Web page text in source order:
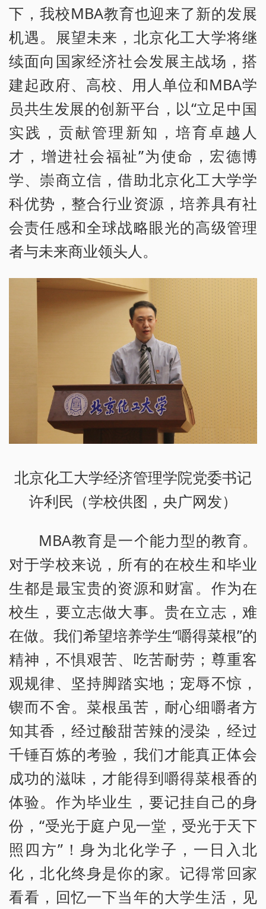
下，我校MBA教育也迎来了新的发展
机遇。展望未来，北京化工大学将继
续面向国家经济社会发展主战场，搭
建起政府、高校、用人单位和MBA学
员共生发展的创新平台，以“立足中国
实践，贡献管理新知，培育卓越人
才，增进社会福祉”为使命，宏德博
学、崇商立信，借助北京化工大学学
科优势，整合行业资源，培养具有社
会责任感和全球战略眼光的高级管理
者与未来商业领头人。
北京化工大学经济管理学院党委书记
许利民（学校供图，央广网发）
MBA教育是一个能力型的教育。
对于学校来说，所有的在校生和毕业
生都是最宝贵的资源和财富。作为在
校生，要立志做大事。贵在立志，难
在做。我们希望培养学生“嚼得菜根”的
精神，不惧艰苦、吃苦耐劳；尊重客
观规律、坚持脚踏实地；宠辱不惊，
锲而不舍。菜根虽苦，耐心细嚼者方
知其香，经过酸甜苦辣的浸染，经过
千锤百炼的考验，我们才能真正体会
成功的滋味，才能得到嚼得菜根香的
体验。作为毕业生，要记挂自己的身
份，“受光于庭户见一堂，受光于天下
照四方”！身为北化学子，一日入北
化，北化终身是你的家。记得常回家
看看，回忆一下当年的大学生活，见